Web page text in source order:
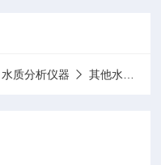
水质分析仪器 其他水质分析仪及配件